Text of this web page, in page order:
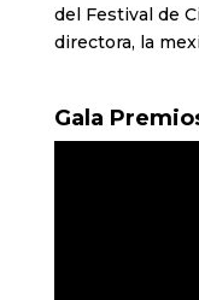
del Festival de
directora, la
Gala